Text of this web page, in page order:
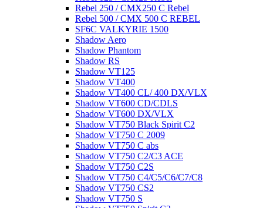
Rebel 250 / CMX250 C Rebel
Rebel 500 / CMX 500 C REBEL
SF6C VALKYRIE 1500
Shadow Aero
Shadow Phantom
Shadow RS
Shadow VT125
Shadow VT400
Shadow VT400 CL/ 400 DX/VLX
Shadow VT600 CD/CDLS
Shadow VT600 DX/VLX
Shadow VT750 Black Spirit C2
Shadow VT750 C 2009
Shadow VT750 C abs
Shadow VT750 C2/C3 ACE
Shadow VT750 C2S
Shadow VT750 C4/C5/C6/C7/C8
Shadow VT750 CS2
Shadow VT750 S